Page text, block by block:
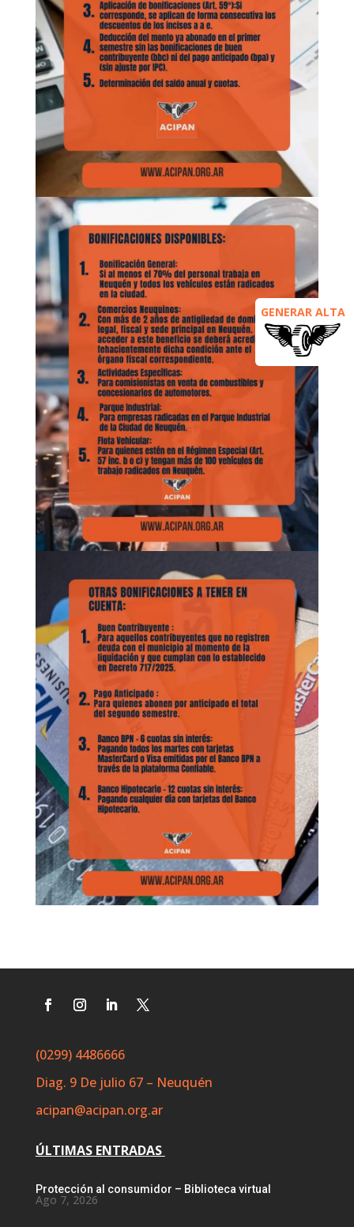
GENERAR ALTA
(0299) 4486666
Diag. 9 De julio 67 – Neuquén
acipan@acipan.org.ar
ÚLTIMAS ENTRADAS
Protección al consumidor – Biblioteca virtual
Ago 7, 2026